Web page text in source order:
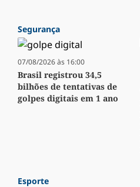
Segurança
07/08/2026 às 16:00
Brasil registrou 34,5
bilhões de tentativas de
golpes digitais em 1 ano
Esporte